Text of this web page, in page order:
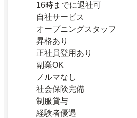
16時までに退社可
自社サービス
オープニングスタッフ
昇格あり
正社員登用あり
副業OK
ノルマなし
社会保険完備
制服貸与
経験者優遇